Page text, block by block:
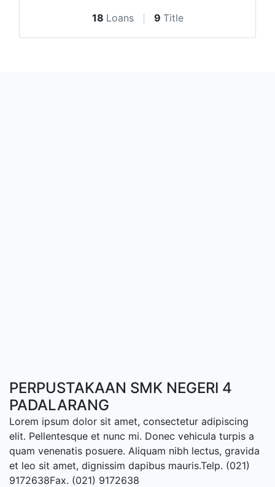
18 Loans 9 Title
PERPUSTAKAAN SMK NEGERI 4
PADALARANG
Lorem ipsum dolor sit amet, consectetur adipiscing
elit. Pellentesque et nunc mi. Donec vehicula turpis a
quam venenatis posuere. Aliquam nibh lectus, gravida
et leo sit amet, dignissim dapibus mauris.Telp. (021)
9172638Fax. (021) 9172638